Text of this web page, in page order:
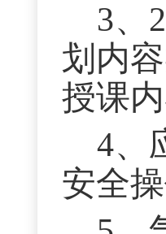
3、
划内
授课
4、
安全